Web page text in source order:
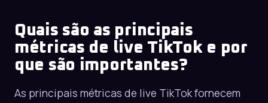
Quais são as principais
métricas de live TikTok e por
que são importantes?
As principais métricas de live TikTok fornecem